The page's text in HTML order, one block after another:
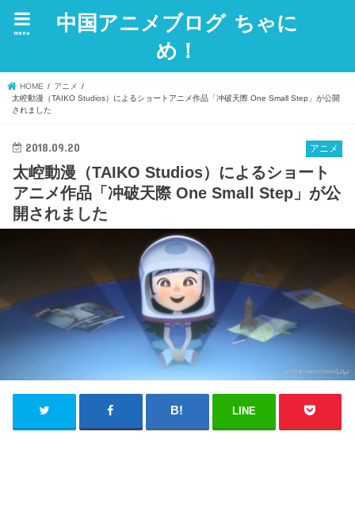
中国アニメブログ ちゃに
め！
menu
HOME
アニメ
太崆動漫（TAIKO Studios）によるショートアニメ作品「冲破天際 One Small Step」が公開
されました
アニメ
2018.09.20
太崆動漫（TAIKO Studios）によるショート
アニメ作品「冲破天際 One Small Step」が公
開されました
LINE